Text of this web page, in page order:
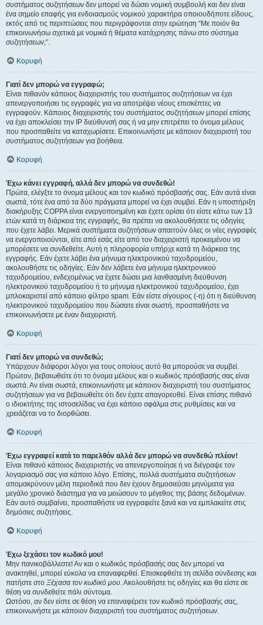
συστήματος συζητήσεων δεν μπορεί να δώσει νομική συμβουλή και δεν είναι
ένα σημείο επαφής για ενδοιασμούς νομικού χαρακτήρα οποιουδήποτε είδους,
εκτός από τις περιπτώσεις που περιγράφονται στην ερώτηση “Με ποιόν θα
επικοινωνήσω σχετικά με νομικά ή θέματα κατάχρησης πάνω στο σύστημα
συζητήσεων;”.
Κορυφή
Γιατί δεν μπορώ να εγγραφώ;
Είναι πιθανόν κάποιος διαχειριστής του συστήματος συζητήσεων να έχει
απενεργοποιήσει τις εγγραφές για να αποτρέψει νέους επισκέπτες να
εγγραφούν. Κάποιος διαχειριστής του συστήματος συζητήσεων μπορεί επίσης
να έχει αποκλείσει την IP διεύθυνσή σας ή να μην επιτρέπει το όνομα μέλους
που προσπαθείτε να καταχωρίσετε. Επικοινωνήστε με κάποιον διαχειριστή του
συστήματος συζητήσεων για βοήθεια.
Κορυφή
Έχω κάνει εγγραφή, αλλά δεν μπορώ να συνδεθώ!
Πρώτα, ελέγξτε το όνομα μέλους και τον κωδικό πρόσβασής σας. Εάν αυτά είναι
σωστά, τότε ένα από τα δύο πράγματα μπορεί να έχει συμβεί. Εάν η υποστήριξη
διακήρυξης COPPA είναι ενεργοποιημένη και έχετε ορίσει ότι είστε κάτω των 13
ετών κατά τη διάρκεια της εγγραφής, θα πρέπει να ακολουθήσετε τις οδηγίες
που έχετε λάβει. Μερικά συστήματα συζητήσεων απαιτούν όλες οι νέες εγγραφές
να ενεργοποιούνται, είτε από εσάς είτε από τον διαχειριστή προκειμένου να
μπορέσετε να συνδεθείτε. Αυτή η πληροφορία υπήρχε κατά τη διάρκεια της
εγγραφής. Εάν έχετε λάβει ένα μήνυμα ηλεκτρονικού ταχυδρομείου,
ακολουθήστε τις οδηγίες. Εάν δεν λάβετε ένα μήνυμα ηλεκτρονικού
ταχυδρομείου, ενδεχομένως να έχετε δώσει μια λανθασμένη διεύθυνση
ηλεκτρονικού ταχυδρομείου ή το μήνυμα ηλεκτρονικού ταχυδρομείου, έχει
μπλοκαριστεί από κάποιο φίλτρο spam. Εάν είστε σίγουρος (-η) ότι η διεύθυνση
ηλεκτρονικού ταχυδρομείου που δώσατε είναι σωστή, προσπαθήστε να
επικοινωνήσετε με έναν διαχειριστή.
Κορυφή
Γιατί δεν μπορώ να συνδεθώ;
Υπάρχουν διάφοροι λόγοι για τους οποίους αυτό θα μπορούσε να συμβεί.
Πρώτον, βεβαιωθείτε ότι το όνομα μέλους και ο κωδικός πρόσβασής σας είναι
σωστά. Αν είναι σωστά, επικοινωνήστε με κάποιον διαχειριστή του συστήματος
συζητήσεων για να βεβαιωθείτε ότι δεν έχετε απαγορευθεί. Είναι επίσης πιθανό
ο ιδιοκτήτης της ιστοσελίδας να έχει κάποιο σφάλμα στις ρυθμίσεις και να
χρειάζεται να το διορθώσει.
Κορυφή
Έχω εγγραφεί κατά το παρελθόν αλλά δεν μπορώ να συνδεθώ πλέον!
Είναι πιθανό κάποιος διαχειριστής να απενεργοποίησε ή να διέγραψε τον
λογαριασμό σας για κάποιο λόγο. Επίσης, πολλά συστήματα συζητήσεων
απομακρύνουν μέλη περιοδικά που δεν έχουν δημοσιεύσει μηνύματα για
μεγάλο χρονικό διάστημα για να μειώσουν το μέγεθος της βάσης δεδομένων.
Εάν αυτό συμβαίνει, προσπαθήστε να εγγραφείτε ξανά και να εμπλακείτε στις
δημόσιες συζητήσεις.
Κορυφή
Έχω ξεχάσει τον κωδικό μου!
Μην πανικοβάλλεστε! Αν και ο κωδικός πρόσβασής σας δεν μπορεί να
ανακτηθεί, μπορεί εύκολα να επαναφερθεί. Επισκεφθείτε τη σελίδα σύνδεσης και
πατήστε στο Ξέχασα τον κωδικό μου. Ακολουθήστε τις οδηγίες και θα είστε σε
θέση να συνδεθείτε πάλι σύντομα.
Ωστόσο, αν δεν είστε σε θέση να επαναφέρετε τον κωδικό πρόσβασής σας,
επικοινωνήστε με κάποιον διαχειριστή του συστήματος συζητήσεων.